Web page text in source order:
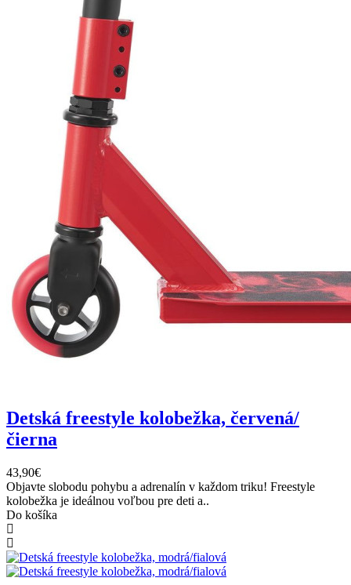
Detská freestyle kolobežka, červená/
čierna
43,90€
Objavte slobodu pohybu a adrenalín v každom triku! Freestyle
kolobežka je ideálnou voľbou pre deti a..
Do košíka